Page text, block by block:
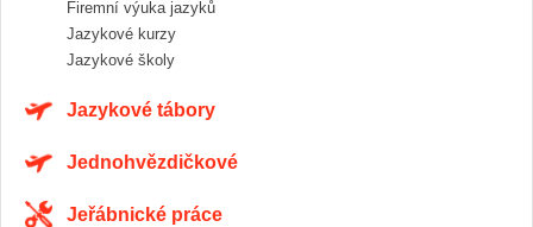
Firemní výuka jazyků
Jazykové kurzy
Jazykové školy
Jazykové tábory
Jednohvězdičkové
Jeřábnické práce